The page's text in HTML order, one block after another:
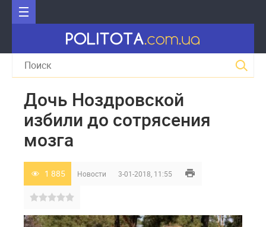
Дочь Ноздровской
избили до сотрясения
мозга
1 885 Новости 3-01-2018, 11:55